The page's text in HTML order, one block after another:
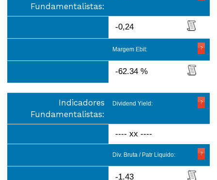
Fundamentalistas:
-0,24
Margem Ebit:
-62.34 %
Indicadores
Fundamentalistas:
Dividend Yield:
---- xx ----
Div. Bruta / Patr Liquido:
-1.43